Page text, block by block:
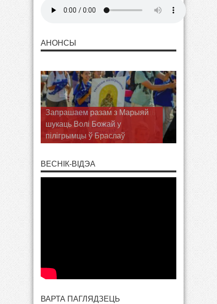
АНОНСЫ
Запрашаем разам з Марыяй
шукаць Волі Божай у
пілігрымцы ў Браслаў
ВЕСНІК-ВІДЭА
ВАРТА ПАГЛЯДЗЕЦЬ